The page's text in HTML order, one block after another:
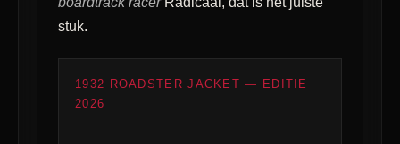
stuk.
1932 ROADSTER JACKET — EDITIE
2026